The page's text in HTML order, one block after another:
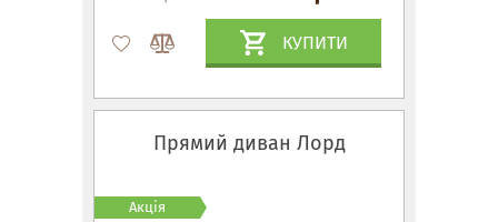
КУПИТИ
Прямий диван Лорд
Акція